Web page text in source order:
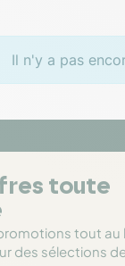
Il n'y a pas
toute
tout au
des sélections